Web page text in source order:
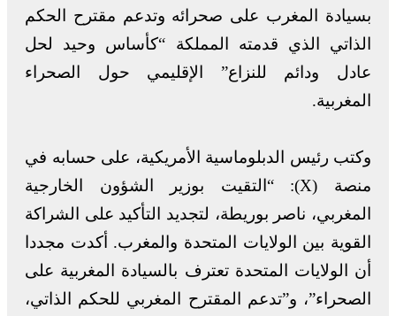
بسيادة المغرب على صحرائه وتدعم مقترح الحكم
الذاتي الذي قدمته المملكة “كأساس وحيد لحل
عادل ودائم للنزاع” الإقليمي حول الصحراء
المغربية.
وكتب رئيس الدبلوماسية الأمريكية، على حسابه في
منصة (X): “التقيت بوزير الشؤون الخارجية
المغربي، ناصر بوريطة، لتجديد التأكيد على الشراكة
القوية بين الولايات المتحدة والمغرب. أكدت مجددا
أن الولايات المتحدة تعترف بالسيادة المغربية على
الصحراء”، و”تدعم المقترح المغربي للحكم الذاتي،